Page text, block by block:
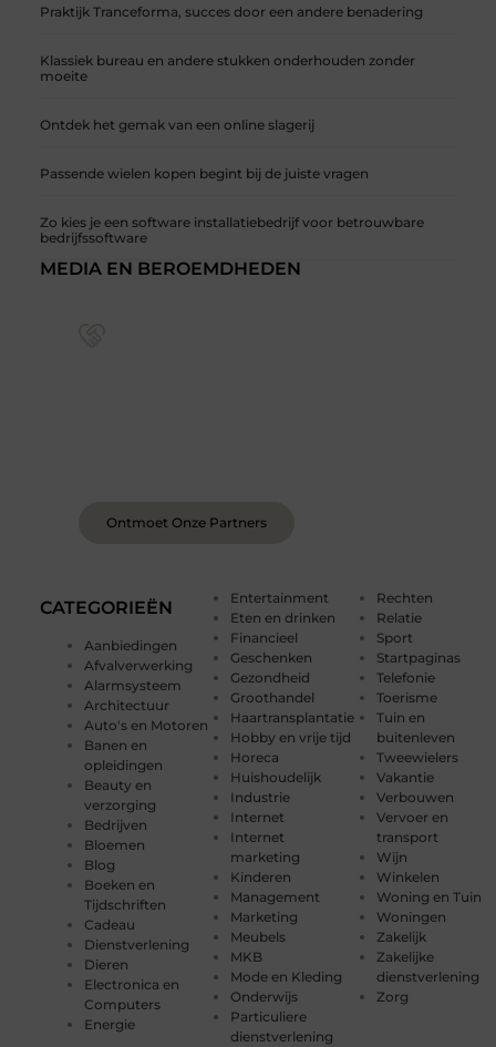
Praktijk Tranceforma, succes door een andere benadering
Klassiek bureau en andere stukken onderhouden zonder
moeite
Ontdek het gemak van een online slagerij
Passende wielen kopen begint bij de juiste vragen
Zo kies je een software installatiebedrijf voor betrouwbare
bedrijfssoftware
CATEGORIEËN
Aanbiedingen
Afvalverwerking
Alarmsysteem
Architectuur
Auto's en Motoren
Banen en
opleidingen
Beauty en
verzorging
Bedrijven
Bloemen
Blog
Boeken en
Tijdschriften
Cadeau
Dienstverlening
Dieren
Electronica en
Computers
Energie
Entertainment
Eten en drinken
Financieel
Geschenken
Gezondheid
Groothandel
Haartransplantatie
Hobby en vrije tijd
Horeca
Huishoudelijk
Industrie
Internet
Internet
marketing
Kinderen
Management
Marketing
Meubels
MKB
Mode en Kleding
Onderwijs
Particuliere
dienstverlening
Rechten
Relatie
Sport
Startpaginas
Telefonie
Toerisme
Tuin en
buitenleven
Tweewielers
Vakantie
Verbouwen
Vervoer en
transport
Wijn
Winkelen
Woning en Tuin
Woningen
Zakelijk
Zakelijke
dienstverlening
Zorg
MEDIA EN BEROEMDHEDEN
Ontmoet Onze Partners